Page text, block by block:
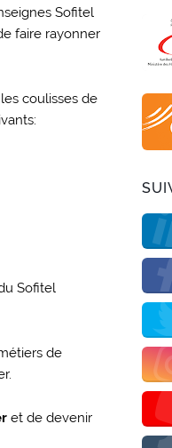
Sofitel
faire rayonner
coulisses de
Sofitel
de
et de devenir